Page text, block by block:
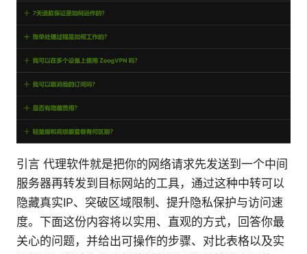
引言 代理软件就是把你的网络请求先发送到一个中间
服务器再转发到目标网站的工具，通过这种中转可以
隐藏真实IP、突破区域限制、提升隐私保护与访问速
度。下面这份内容将以实用、直观的方式，回答你最
关心的问题，并给出可操作的步骤、对比表格以及实